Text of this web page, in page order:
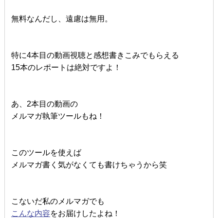
無料なんだし、遠慮は無用。
特に4本目の動画視聴と感想書きこみでもらえる
15本のレポートは絶対ですよ！
あ、2本目の動画の
メルマガ執筆ツールもね！
このツールを使えば
メルマガ書く気がなくても書けちゃうから笑
こないだ私のメルマガでも
こんな内容をお届けしたよね！